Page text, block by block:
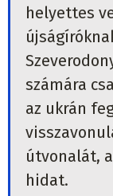
helyettes
számára
az ukrán
útvonalát,
hidat.